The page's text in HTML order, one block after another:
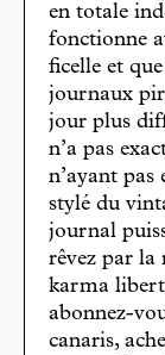
en totale
fonctionne
ficelle et
journaux
jour plus
n’a pas
n’ayant
stylé du
journal
rêvez par la
karma
abonnez-
canaris,